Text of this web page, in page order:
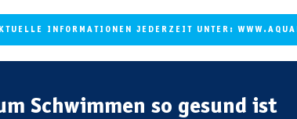
INFORMATIONEN JEDERZEIT UNTER:
Schwimmen so gesund ist